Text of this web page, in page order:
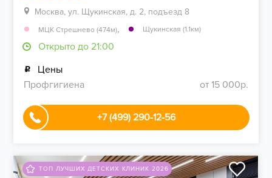
Москва, ул. Щукинская, д. 2, подъезд 8
МЦК Стрешнево (474м), Щукинская (1.1км)
Открыто до 21:00
Цены
Профгигиена
от 15 000р.
+7 (499) 290-12-56
ТОП ЛУЧШИХ ДЕТСКИХ КЛИНИК 2026